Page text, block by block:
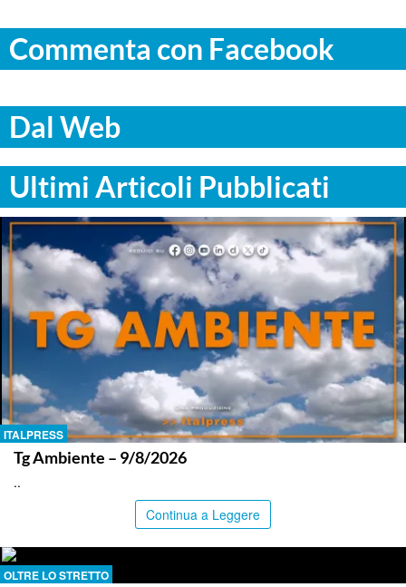
Commenta con Facebook
Dal Web
Ultimi Articoli Pubblicati
ITALPRESS
Tg Ambiente – 9/8/2026
..
Continua a Leggere
OLTRE LO STRETTO